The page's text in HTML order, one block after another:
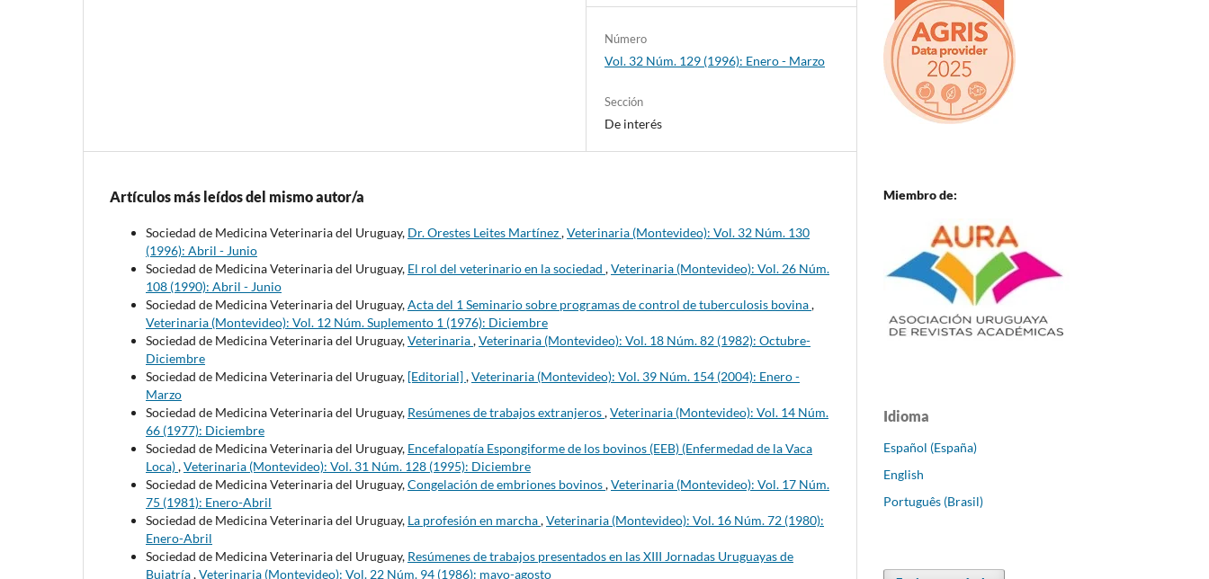
Número
Vol. 32 Núm. 129 (1996): Enero - Marzo
Sección
De interés
Artículos más leídos del mismo autor/a
Sociedad de Medicina Veterinaria del Uruguay, Dr. Orestes Leites Martínez,Veterinaria (Montevideo): Vol. 32 Núm. 130
(1996): Abril - Junio
Sociedad de Medicina Veterinaria del Uruguay, El rol del veterinario en la sociedad ,Veterinaria (Montevideo): Vol. 26 Núm.
108 (1990): Abril - Junio
Sociedad de Medicina Veterinaria del Uruguay,Acta del 1 Seminario sobre programas de control de tuberculosis bovina,
Veterinaria (Montevideo): Vol. 12 Núm. Suplemento 1 (1976): Diciembre
Sociedad de Medicina Veterinaria del Uruguay,Veterinaria,Veterinaria (Montevideo): Vol. 18 Núm. 82 (1982): Octubre-
Diciembre
Sociedad de Medicina Veterinaria del Uruguay, [Editorial],Veterinaria (Montevideo): Vol. 39 Núm. 154 (2004): Enero -
Marzo
Sociedad de Medicina Veterinaria del Uruguay, Resúmenes de trabajos extranjeros,Veterinaria (Montevideo): Vol. 14 Núm.
66 (1977): Diciembre
Sociedad de Medicina Veterinaria del Uruguay, Encefalopatía Espongiforme de los bovinos (EEB) (Enfermedad de la Vaca
Loca),Veterinaria (Montevideo): Vol. 31 Núm. 128 (1995): Diciembre
Sociedad de Medicina Veterinaria del Uruguay,Congelación de embriones bovinos,Veterinaria (Montevideo): Vol. 17 Núm.
75 (1981): Enero-Abril
Sociedad de Medicina Veterinaria del Uruguay, La profesión en marcha,Veterinaria (Montevideo): Vol. 16 Núm. 72 (1980):
Enero-Abril
Sociedad de Medicina Veterinaria del Uruguay, Resúmenes de trabajos presentados en las XIII Jornadas Uruguayas de
Buiatría,Veterinaria (Montevideo): Vol. 22 Núm. 94 (1986): mayo-agosto
Miembro de:
Idioma
Español (España)
English
Português (Brasil)